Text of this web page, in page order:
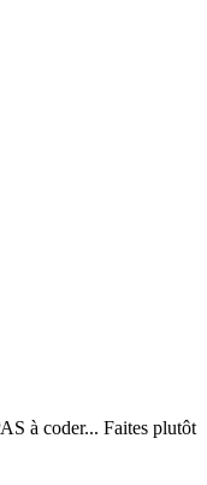
à coder... Faites plutôt